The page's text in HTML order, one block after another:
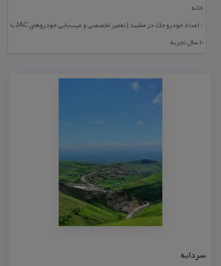
خانه
::
امداد خودرو جك در مشهد | تعمیر تخصصی و عیب‌یابی خودروهای JAC با
۱۰ سال تجربه
سردابه